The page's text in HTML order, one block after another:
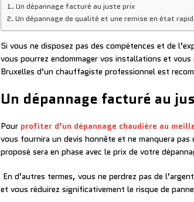
Un dépannage facturé au juste prix
Un dépannage de qualité et une remise en état
Si vous ne disposez pas des compétences et de
vous pourrez endommager vos installations et
Bruxelles d’un chauffagiste professionnel est
Un dépannage facturé au
Pour profiter d’un dépannage chaudière au
vous fournira un devis honnête et ne manquera
proposé sera en phase avec le prix de votre
En d’autres termes, vous ne perdrez pas de
et vous réduirez significativement le risque de